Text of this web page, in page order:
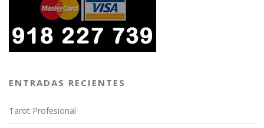
ENTRADAS RECIENTES
Tarot Profesional